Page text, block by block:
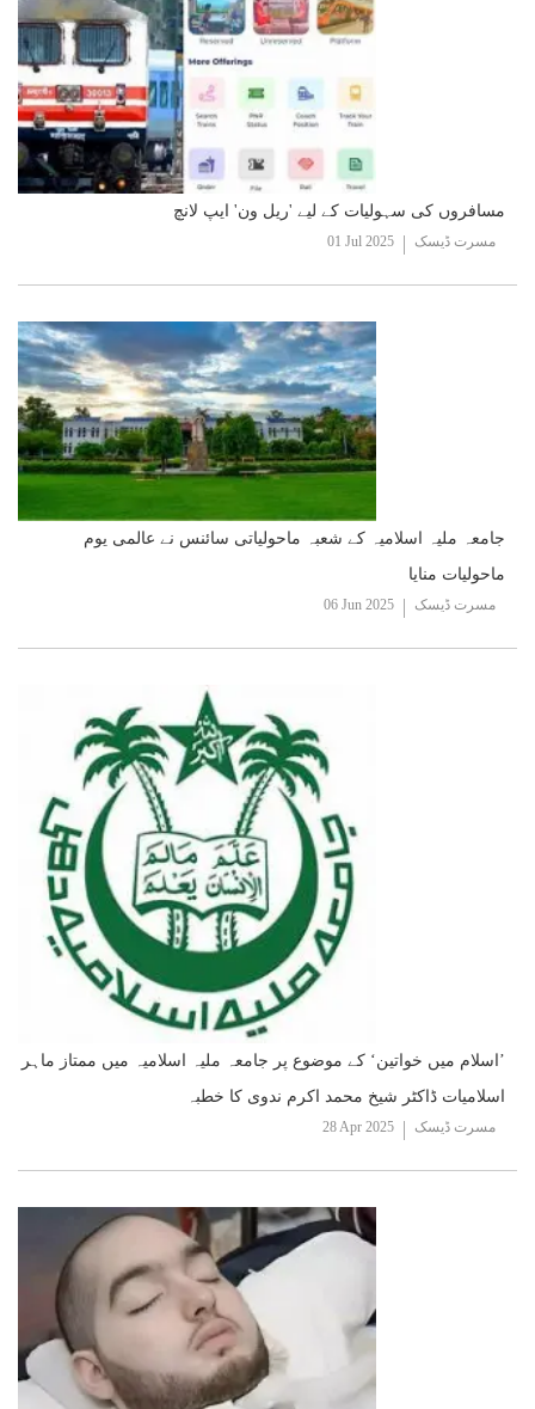
مسافروں کی سہولیات کے لیے 'ریل ون' ایپ لانچ
01 Jul 2025 مسرت ڈیسک
جامعہ ملیہ اسلامیہ کے شعبہ ماحولیاتی سائنس نے عالمی یوم
ماحولیات منایا
06 Jun 2025 مسرت ڈیسک
’اسلام میں خواتین‘ کے موضوع پر جامعہ ملیہ اسلامیہ میں ممتاز ماہر
اسلامیات ڈاکٹر شیخ محمد اکرم ندوی کا خطبہ
28 Apr 2025 مسرت ڈیسک